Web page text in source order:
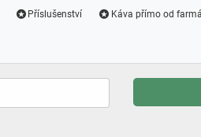
Příslušenství Káva přímo od